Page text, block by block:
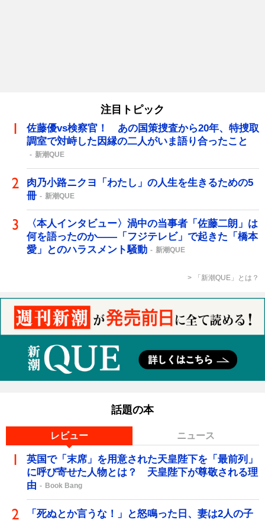
注目トピック
佐藤優vs検察官！ あの国策捜査から20年、特捜取
調室で対峙した因縁の二人がいま語り合ったこと
新潮QUE
肉乃小路ニクヨ「わたし」の人生を生きるための5
冊
新潮QUE
〈本人インタビュー〉渦中の当事者「佐藤二朗」は
何を語ったのか――「フジテレビ」で起きた「橋本
愛」とのハラスメント騒動
新潮QUE
「新潮QUE」とは？
話題の本
レビュー ニュース
英国で「末席」を用意された天皇陛下を「最前列」
に呼び寄せた人物とは？ 天皇陛下が尊敬される理
由
Book Bang
「死ぬとか言うな！」と怒鳴った日、妻は2人の子